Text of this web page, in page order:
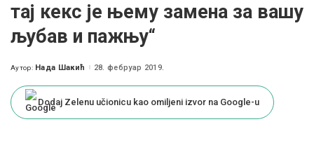
тај кекс је њему замена за вашу
љубав и пажњу“
Posted
Аутор: Нада Шакић 28. фебруар 2019.
Dodaj Zelenu učionicu kao omiljeni izvor na Google-u